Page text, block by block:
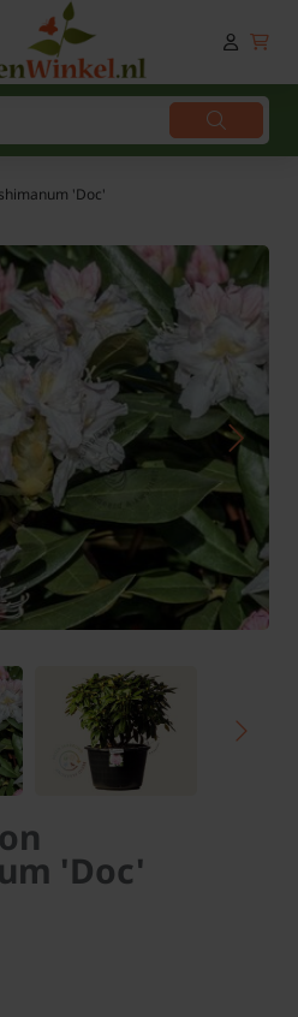
'Doc'
'Doc'